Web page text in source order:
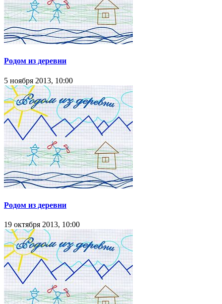
Родом из деревни
5 ноября 2013, 10:00
Родом из деревни
19 октября 2013, 10:00